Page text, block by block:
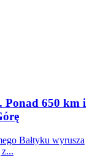
Ponad 650 km i
Bałtyku wyrusza